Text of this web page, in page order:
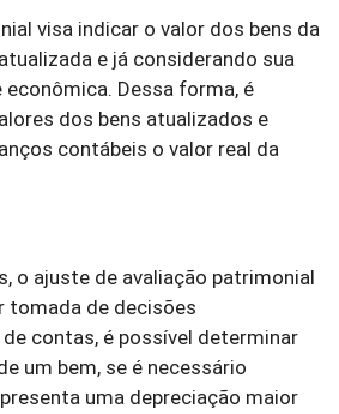
visa indicar o valor dos bens da
e já considerando sua
Dessa forma, é
dos bens atualizados e
contábeis o valor real da
o ajuste de avaliação patrimonial
tomada de decisões
contas, é possível determinar
um bem, se é necessário
uma depreciação maior